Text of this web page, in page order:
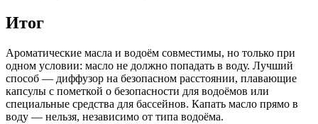
Итог
Ароматические масла и водоём совместимы, но только при
одном условии: масло не должно попадать в воду. Лучший
способ — диффузор на безопасном расстоянии, плавающие
капсулы с пометкой о безопасности для водоёмов или
специальные средства для бассейнов. Капать масло прямо в
воду — нельзя, независимо от типа водоёма.